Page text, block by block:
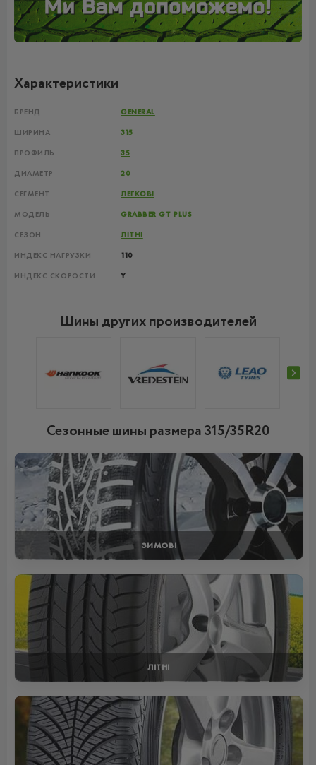
Характеристики
БРЕНД GENERAL
ШИРИНА 315
ПРОФИЛЬ 35
ДИАМЕТР 20
СЕГМЕНТ ЛЕГКОВІ
МОДЕЛЬ GRABBER GT PLUS
СЕЗОН ЛІТНІ
ИНДЕКС НАГРУЗКИ 110
ИНДЕКС СКОРОСТИ Y
Шины других производителей
Сезонные шины размера 315/35R20
ЗИМОВІ
ЛІТНІ